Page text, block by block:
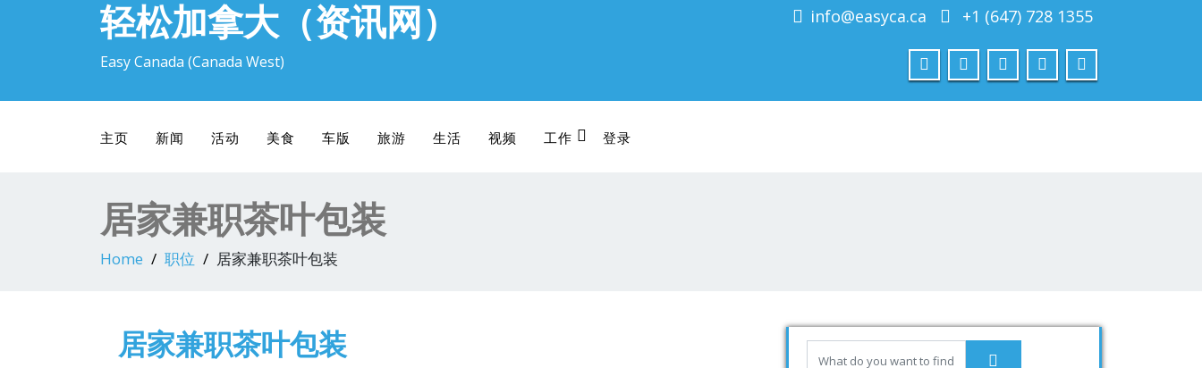
轻松加拿大（资讯网）
Easy Canada (Canada West)
info@easyca.ca +1 (647) 728 1355
主页 新闻 活动 美食 车版 旅游 生活 视频 工作 登录
居家兼职茶叶包装
Home 职位 居家兼职茶叶包装
居家兼职茶叶包装